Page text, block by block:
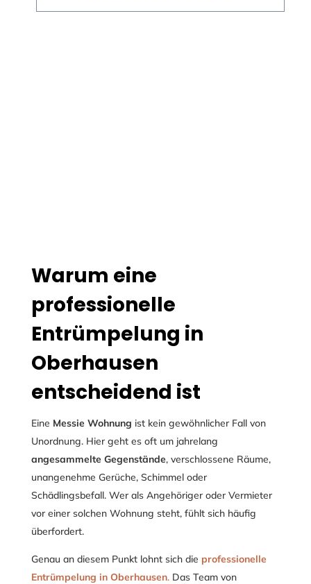
Warum eine
professionelle
Entrümpelung in
Oberhausen
entscheidend ist
Eine Messie Wohnung ist kein gewöhnlicher Fall von
Unordnung. Hier geht es oft um jahrelang
angesammelte Gegenstände, verschlossene Räume,
unangenehme Gerüche, Schimmel oder
Schädlingsbefall. Wer als Angehöriger oder Vermieter
vor einer solchen Wohnung steht, fühlt sich häufig
überfordert.
Genau an diesem Punkt lohnt sich die professionelle
Entrümpelung in Oberhausen.Das Team von